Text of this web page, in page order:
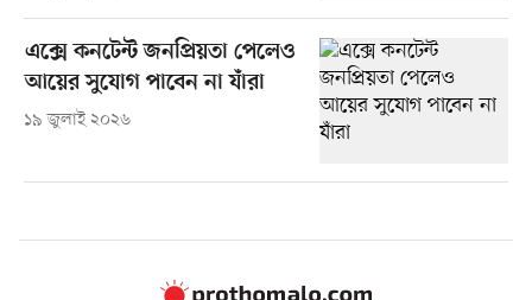
এক্সে কনটেন্ট জনপ্রিয়তা পেলেও
আয়ের সুযোগ পাবেন না যাঁরা
১৯ জুলাই ২০২৬